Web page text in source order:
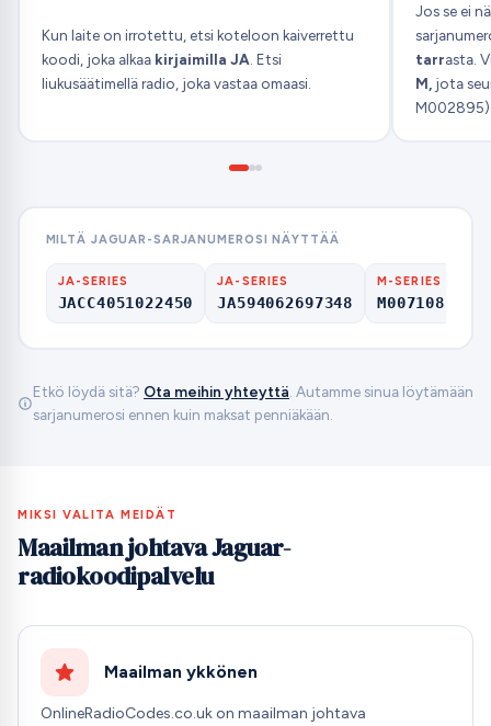
Kun laite on irrotettu, etsi koteloon kaiverrettu
koodi, joka alkaa kirjaimilla JA . Etsi
liukusäätimellä radio, joka vastaa omaasi.
Jos se ei
tarrasta.
M, jota
MILTÄ JAGUAR-SARJANUMEROSI NÄYTTÄÄ
JA-SERIES
JACC4051022450
JA-SERIES
JA594062697348
M-SERIES
M007108
Etkö löydä sitä? Ota meihin yhteyttä . Autamme sinua löytämään
sarjanumerosi ennen kuin maksat penniäkään.
MIKSI VALITA MEIDÄT
Maailman johtava Jaguar-
radiokoodipalvelu
Maailman ykkönen
OnlineRadioCodes.co.uk on maailman johtava